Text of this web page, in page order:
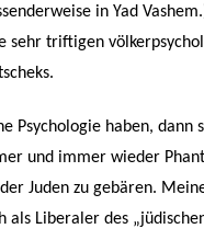
in Yad Vashem
sehr triftigen
Psychologie haben, dann
und immer wieder
Juden zu gebären.
Liberaler des